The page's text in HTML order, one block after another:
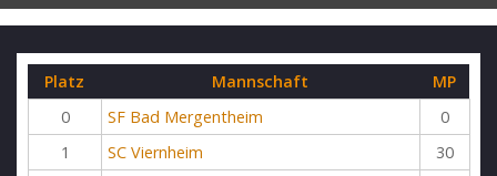
Platz Mannschaft
MP
0
SF Bad Mergentheim
0
1
SC Viernheim
30